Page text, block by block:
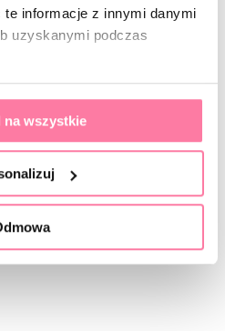
te informacje z innymi danymi
uzyskanymi podczas
na wszystkie
– elegancka, smukła
klientki.
formach –
szablonu na
– nowoczesny i
modelowania.
Usuń ją sama! –
klientek do